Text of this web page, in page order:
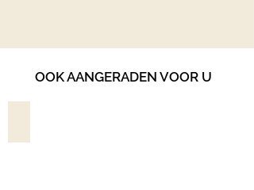
OOK AANGERADEN VOOR U